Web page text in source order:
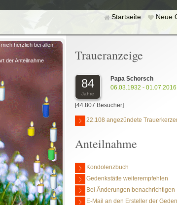
Startseite Neue
herzlich bei allen
der Anteilnahme Traueranzeige
84
Jahre
Papa Schorsch
06.03.1932 - 01.07.2016
[44.807 Besucher]
22.108 angezündete
Anteilnahme
Kondolenzbuch
Gedenkstätte weiterempfehlen
Bei Änderungen benachrichtigen
E-Mail an den Ersteller der